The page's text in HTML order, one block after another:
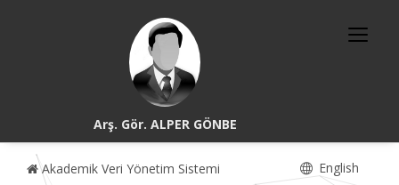
Arş. Gör. ALPER GÖNBE
Akademik Veri Yönetim Sistemi English